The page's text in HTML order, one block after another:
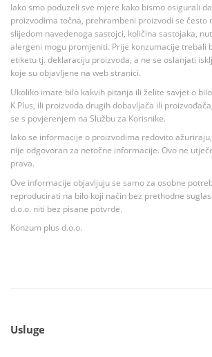
Iako smo poduzeli sve mjere kako bismo osigurali
proizvodima točna, prehrambeni proizvodi se često
slijedom navedenoga sastojci, količina sastojaka,
alergeni mogu promjeniti. Prije konzumacije trebali
etiketu tj. deklaraciju proizvoda, a ne se oslanjati
koje su objavljene na web stranici.
Ukoliko imate bilo kakvih pitanja ili želite savjet o
K Plus, ili proizvoda drugih dobavljača ili
se s povjerenjem na Službu za Korisnike.
Iako se informacije o proizvodima redovito
nije odgovoran za netočne informacije. Ovo ne
prava.
Ove informacije objavljuju se samo za osobne
reproducirati na bilo koji način bez prethodne
d.o.o. niti bez pisane potvrde.
Konzum plus d.o.o.
Usluge